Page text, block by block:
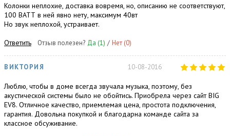
Колонки неплохие, доставка вовремя, но, описанию не соответствуют,
100 ВАТТ в ней явно нету, максимум 40вт
Но звук неплохой, устраивает.
Ответить
Отзыв полезен? Да (1) / Нет (0)
ВИКТОРИЯ 10-08-2016
Люблю, чтобы в доме всегда звучала музыка, поэтому, без
акустической системы было не обойтись. Приобрела через сайт BIG
EV8. Отличное качество, приемлемая цена, простота подключения,
гарантия. Довольна покупкой и благодарна команде сайта за
классное обсуживание.